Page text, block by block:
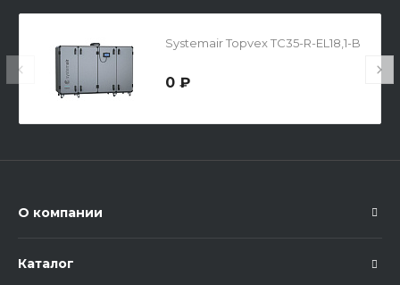
Systemair Topvex TC35-R-EL18,1-B
0 ₽
О компании
Каталог